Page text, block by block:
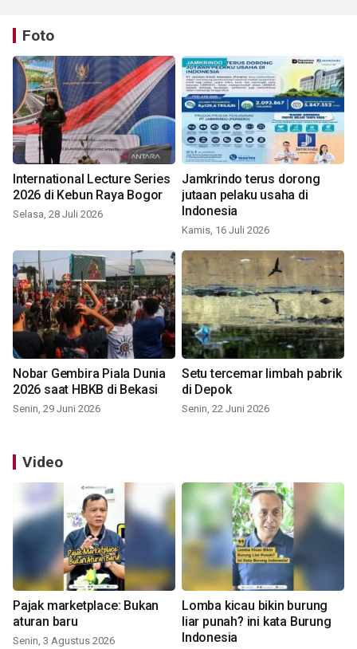
Foto
International Lecture Series
2026 di Kebun Raya Bogor
Selasa, 28 Juli 2026
Jamkrindo terus dorong
jutaan pelaku usaha di
Indonesia
Kamis, 16 Juli 2026
Nobar Gembira Piala Dunia
2026 saat HBKB di Bekasi
Senin, 29 Juni 2026
Setu tercemar limbah pabrik
di Depok
Senin, 22 Juni 2026
Video
Pajak marketplace: Bukan
aturan baru
Senin, 3 Agustus 2026
Lomba kicau bikin burung
liar punah? ini kata Burung
Indonesia